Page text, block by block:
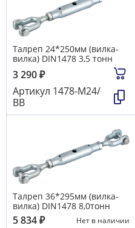
Талреп 24*250мм (вилка-
вилка) DIN1478 3,5 тонн
3 290₽
Артикул 1478-М24/
ВВ
Талреп 36*295мм (вилка-
вилка) DIN1478 8,0тонн
5 834₽ Нет в наличии